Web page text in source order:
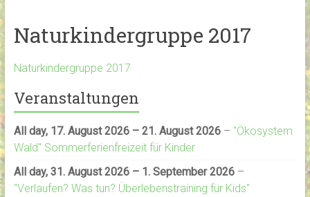
Naturkindergruppe 2017
Naturkindergruppe 2017
Veranstaltungen
All day, 17. August 2026 – 21. August 2026– "Ökosystem
Wald" Sommerferienfreizeit für Kinder
All day, 31. August 2026 – 1. September 2026–
"Verlaufen? Was tun? Überlebenstraining für Kids"